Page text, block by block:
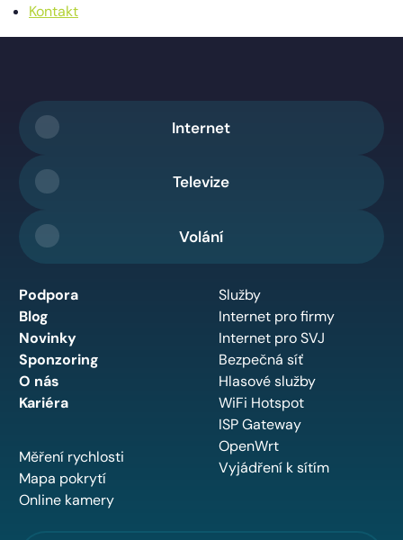
Kontakt
Internet
Televize
Volání
Podpora
Blog
Novinky
Sponzoring
O nás
Kariéra
Měření rychlosti
Mapa pokrytí
Online kamery
Služby
Internet pro firmy
Internet pro SVJ
Bezpečná síť
Hlasové služby
WiFi Hotspot
ISP Gateway
OpenWrt
Vyjádření k sítím